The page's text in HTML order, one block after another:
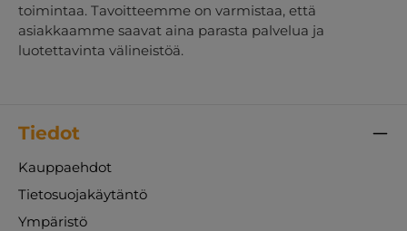
toimintaa. Tavoitteemme on varmistaa, että
asiakkaamme saavat aina parasta palvelua ja
luotettavinta välineistöä.
Tiedot
Kauppaehdot
Tietosuojakäytäntö
Ympäristö